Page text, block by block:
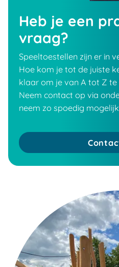
Heb je een
vraag?
Speeltoestellen zijn er in
Hoe kom je tot de juiste
klaar om je van A tot Z te
Neem contact op via
neem zo spoedig